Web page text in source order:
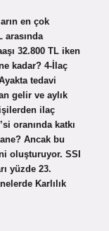
en çok
arasında
32.800 TL iken
kadar? 4-İlaç
tedavi
gelir ve aylık
ilaç
oranında katkı
Ancak bu
oluşturuyor. SSI
yüzde 23.
Karlılık